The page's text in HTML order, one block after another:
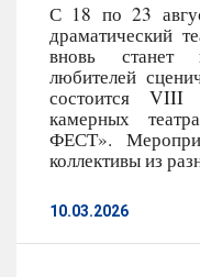
С 18 по 23
драматический
вновь станет
любителей
состоится VIII
камерных
ФЕСТ».
коллективы из
10.03.2026